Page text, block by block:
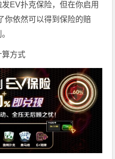
EV扑克保险，但在你启用
你依然可以得到保险的赔
算方式